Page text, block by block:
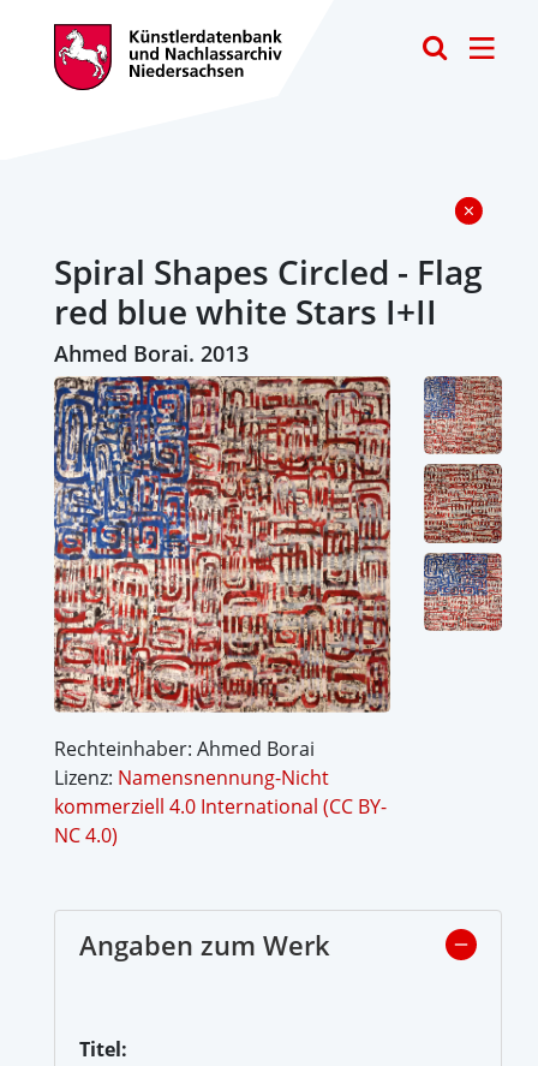
Spiral Shapes Circled - Flag
red blue white Stars I+II
Ahmed Borai. 2013
Rechteinhaber: Ahmed Borai
Lizenz: Namensnennung-Nicht
kommerziell 4.0 International (CC BY-
NC 4.0)
Angaben zum Werk
Titel: